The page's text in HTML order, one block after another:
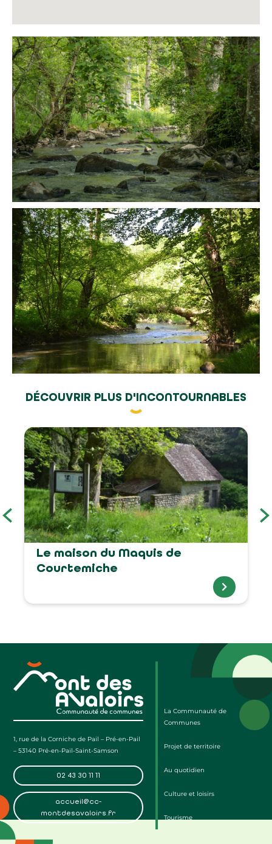
DÉCOUVRIR PLUS D'INCONTOURNABLES
Le maison du Maquis de
Courtemiche
1, rue de la Corniche de Pail – Pré-en-Pail
– 53140 Pré-en-Pail-Saint-Samson
02 43 30 11 11
accueil@cc-
montdesavaloirs.fr
La Communauté de
Communes
Projet de territoire
Au quotidien
Culture et loisirs
Tourisme